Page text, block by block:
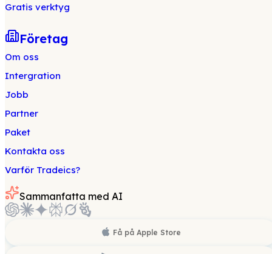
Gratis verktyg
Företag
Om oss
Intergration
Jobb
Partner
Paket
Kontakta oss
Varför Tradeics?
Sammanfatta med AI
Få på Apple Store